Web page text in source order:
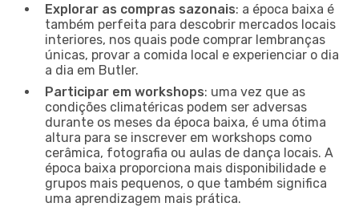
Explorar as compras sazonais: a época baixa é
também perfeita para descobrir mercados locais
interiores, nos quais pode comprar lembranças
únicas, provar a comida local e experienciar o dia
a dia em Butler.
Participar em workshops: uma vez que as
condições climatéricas podem ser adversas
durante os meses da época baixa, é uma ótima
altura para se inscrever em workshops como
cerâmica, fotografia ou aulas de dança locais. A
época baixa proporciona mais disponibilidade e
grupos mais pequenos, o que também significa
uma aprendizagem mais prática.